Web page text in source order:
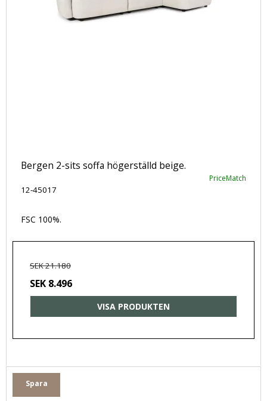
Bergen 2-sits soffa högerställd beige.
PriceMatch
12-45017
FSC 100%.
SEK 21.180
SEK 8.496
VISA PRODUKTEN
Spara